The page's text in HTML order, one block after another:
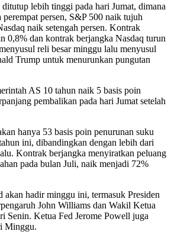
lebih tinggi pada hari Jumat, dimana
persen, S&P 500 naik tujuh
naik setengah persen. Kontrak
0,8% dan kontrak berjangka Nasdaq turun
reli besar minggu lalu menyusul
Trump untuk menurunkan pungutan
AS 10 tahun naik 5 basis poin
pembalikan pada hari Jumat setelah
hanya 53 basis poin penurunan suku
ini, dibandingkan dengan lebih dari
Kontrak berjangka menyiratkan peluang
pada bulan Juli, naik menjadi 72%
akan hadir minggu ini, termasuk Presiden
John Williams dan Wakil Ketua
Senin. Ketua Fed Jerome Powell juga
Minggu.